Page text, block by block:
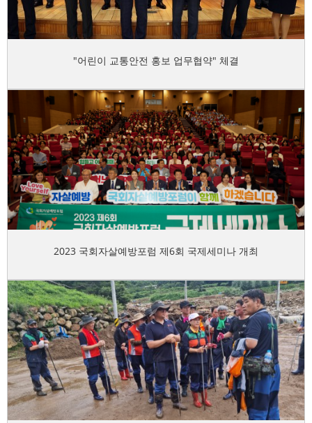
"어린이 교통안전 홍보 업무협약" 체결
2023 국회자살예방포럼 제6회 국제세미나 개최